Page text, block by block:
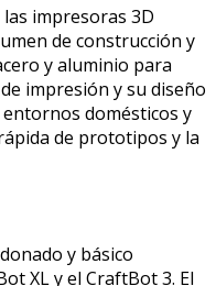
impresoras 3D
de construcción y
y aluminio para
impresión y su diseño
domésticos y
de prototipos y la
y básico
XL y el CraftBot 3. El